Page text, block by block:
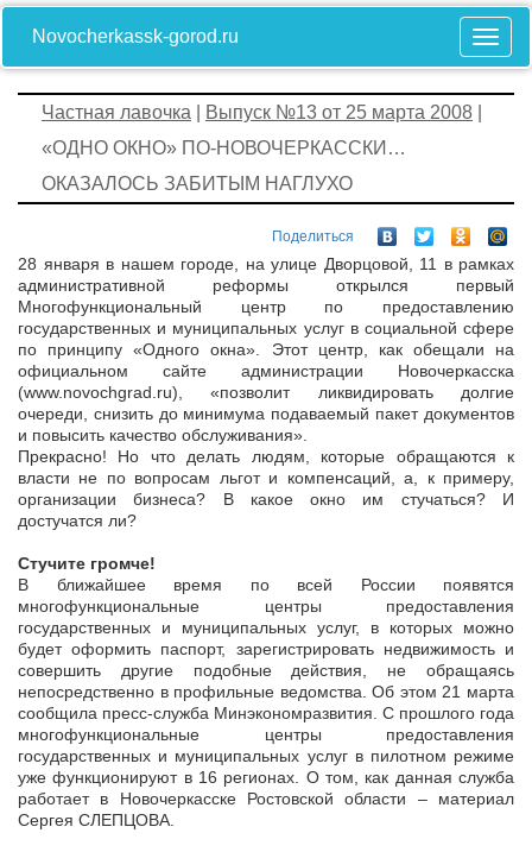
Novocherkassk-gorod.ru
Частная лавочка Выпуск №13 от 25 марта 2008
«ОДНО ОКНО» ПО-НОВОЧЕРКАССКИ…
ОКАЗАЛОСЬ ЗАБИТЫМ НАГЛУХО
Поделиться
28 января в нашем городе, на улице Дворцовой, 11 в рамках
административной реформы открылся первый
Многофункциональный центр по предоставлению
государственных и муниципальных услуг в социальной сфере
по принципу «Одного окна». Этот центр, как обещали на
официальном сайте администрации Новочеркасска
(www.novochgrad.ru), «позволит ликвидировать долгие
очереди, снизить до минимума подаваемый пакет документов
и повысить качество обслуживания».
Прекрасно! Но что делать людям, которые обращаются к
власти не по вопросам льгот и компенсаций, а, к примеру,
организации бизнеса? В какое окно им стучаться? И
достучатся ли?
Стучите громче!
В ближайшее время по всей России появятся
многофункциональные центры предоставления
государственных и муниципальных услуг, в которых можно
будет оформить паспорт, зарегистрировать недвижимость и
совершить другие подобные действия, не обращаясь
непосредственно в профильные ведомства. Об этом 21 марта
сообщила пресс-служба Минэкономразвития. С прошлого года
многофункциональные центры предоставления
государственных и муниципальных услуг в пилотном режиме
уже функционируют в 16 регионах. О том, как данная служба
работает в Новочеркасске Ростовской области – материал
Сергея СЛЕПЦОВА.